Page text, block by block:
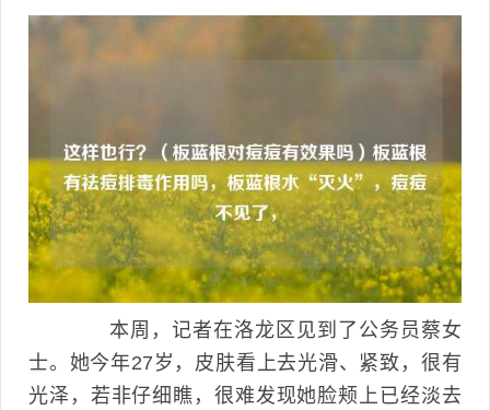
本周，记者在洛龙区见到了公务员蔡女
士。她今年27岁，皮肤看上去光滑、紧致，很有
光泽，若非仔细瞧，很难发现她脸颊上已经淡去